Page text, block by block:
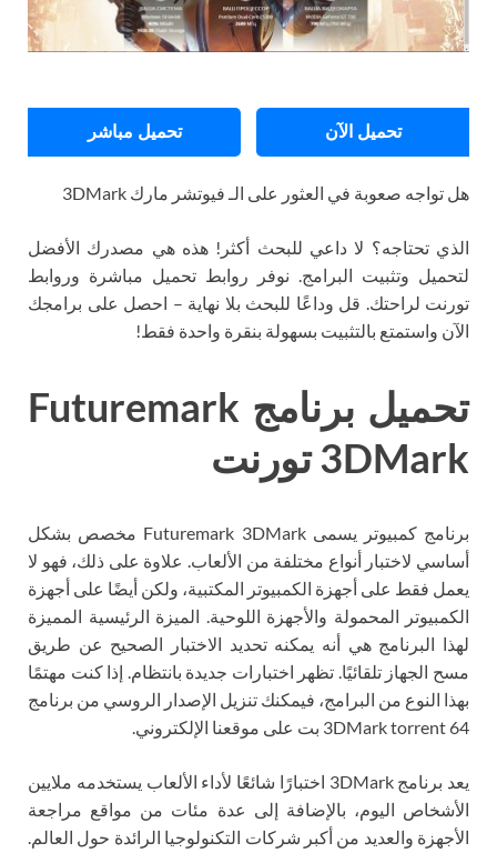
تحميل الآن تحميل مباشر
هل تواجه صعوبة في العثور على الـ فيوتشر مارك 3DMark
الذي تحتاجه؟ لا داعي للبحث أكثر! هذه هي مصدرك الأفضل
لتحميل وتثبيت البرامج. نوفر روابط تحميل مباشرة وروابط
تورنت لراحتك. قل وداعًا للبحث بلا نهاية – احصل على برامجك
الآن واستمتع بالتثبيت بسهولة بنقرة واحدة فقط!
تحميل برنامج Futuremark
3DMark تورنت
برنامج كمبيوتر يسمى Futuremark 3DMark مخصص بشكل
أساسي لاختبار أنواع مختلفة من الألعاب. علاوة على ذلك، فهو لا
يعمل فقط على أجهزة الكمبيوتر المكتبية، ولكن أيضًا على أجهزة
الكمبيوتر المحمولة والأجهزة اللوحية. الميزة الرئيسية المميزة
لهذا البرنامج هي أنه يمكنه تحديد الاختبار الصحيح عن طريق
مسح الجهاز تلقائيًا. تظهر اختبارات جديدة بانتظام. إذا كنت مهتمًا
بهذا النوع من البرامج، فيمكنك تنزيل الإصدار الروسي من برنامج
3DMark torrent 64 بت على موقعنا الإلكتروني.
يعد برنامج 3DMark اختبارًا شائعًا لأداء الألعاب يستخدمه ملايين
الأشخاص اليوم، بالإضافة إلى عدة مئات من مواقع مراجعة
الأجهزة والعديد من أكبر شركات التكنولوجيا الرائدة حول العالم.